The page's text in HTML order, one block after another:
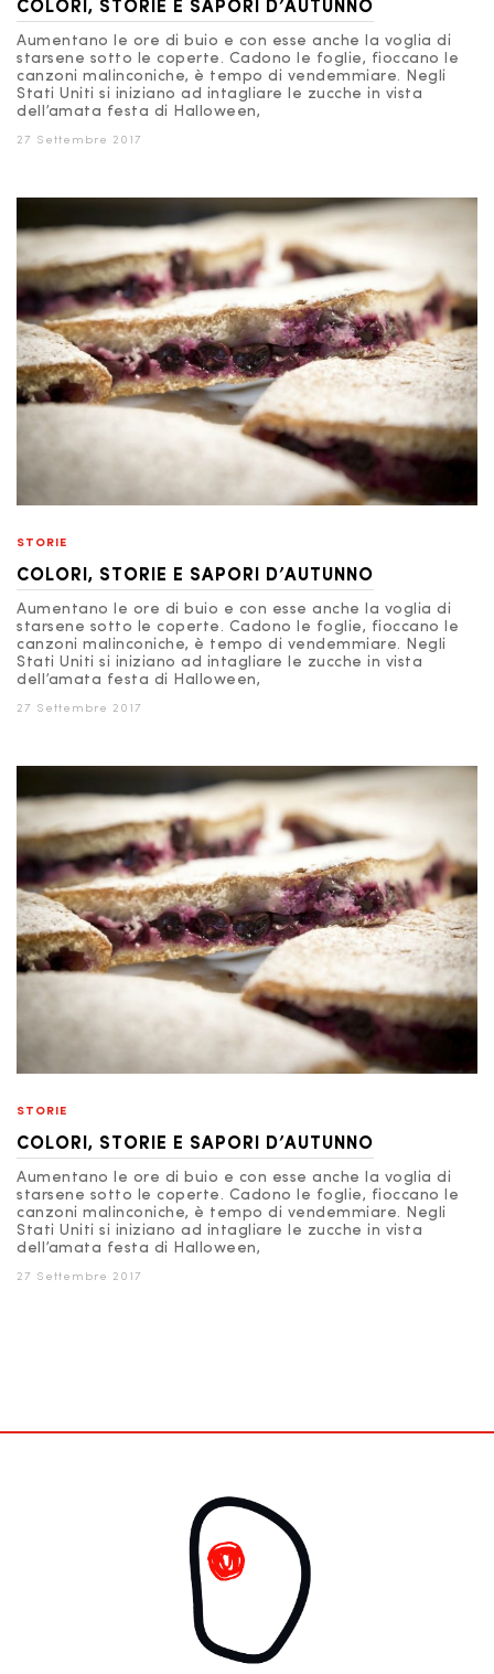
COLORI, STORIE E SAPORI D’AUTUNNO
Aumentano le ore di buio e con esse anche la voglia di
starsene sotto le coperte. Cadono le foglie, fioccano le
canzoni malinconiche, è tempo di vendemmiare. Negli
Stati Uniti si iniziano ad intagliare le zucche in vista
dell’amata festa di Halloween,
27 Settembre 2017
STORIE
COLORI, STORIE E SAPORI D’AUTUNNO
Aumentano le ore di buio e con esse anche la voglia di
starsene sotto le coperte. Cadono le foglie, fioccano le
canzoni malinconiche, è tempo di vendemmiare. Negli
Stati Uniti si iniziano ad intagliare le zucche in vista
dell’amata festa di Halloween,
27 Settembre 2017
STORIE
COLORI, STORIE E SAPORI D’AUTUNNO
Aumentano le ore di buio e con esse anche la voglia di
starsene sotto le coperte. Cadono le foglie, fioccano le
canzoni malinconiche, è tempo di vendemmiare. Negli
Stati Uniti si iniziano ad intagliare le zucche in vista
dell’amata festa di Halloween,
27 Settembre 2017